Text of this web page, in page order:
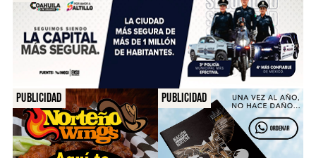
Publicidad Publicidad